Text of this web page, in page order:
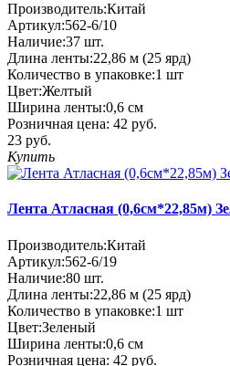
Производитель:Китай
Артикул:562-6/10
Наличие:37 шт.
Длина ленты:22,86 м (25 ярд)
Количество в упаковке:1 шт
Цвет:Желтый
Ширина ленты:0,6 см
Розничная цена: 42 руб.
23 руб.
Купить
Лента Атласная (0,6см*22,85м)
Производитель:Китай
Артикул:562-6/19
Наличие:80 шт.
Длина ленты:22,86 м (25 ярд)
Количество в упаковке:1 шт
Цвет:Зеленый
Ширина ленты:0,6 см
Розничная цена: 42 руб.